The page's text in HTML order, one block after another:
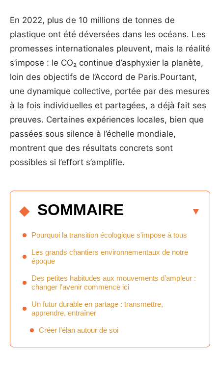
En 2022, plus de 10 millions de tonnes de
plastique ont été déversées dans les océans. Les
promesses internationales pleuvent, mais la réalité
s’impose : le CO₂ continue d’asphyxier la planète,
loin des objectifs de l’Accord de Paris.Pourtant,
une dynamique collective, portée par des mesures
à la fois individuelles et partagées, a déjà fait ses
preuves. Certaines expériences locales, bien que
passées sous silence à l’échelle mondiale,
montrent que des résultats concrets sont
possibles si l’effort s’amplifie.
SOMMAIRE
Pourquoi la transition écologique s’impose à tous
Les grands chantiers environnementaux de notre
époque
Des petites habitudes aux mouvements d’ampleur :
changer l’avenir commence ici
Un futur durable en partage : transmettre,
apprendre, entraîner
Créer l’élan autour de soi